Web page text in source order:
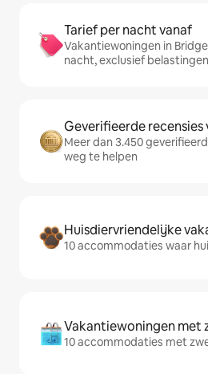
Tarief per nacht vanaf
Vakantiewoningen in
nacht, exclusief
Geverifieerde recensies
Meer dan 3.450
weg te helpen
Huisdiervriendelijke
10 accommodaties waar
Vakantiewoningen met
10 accommodaties met